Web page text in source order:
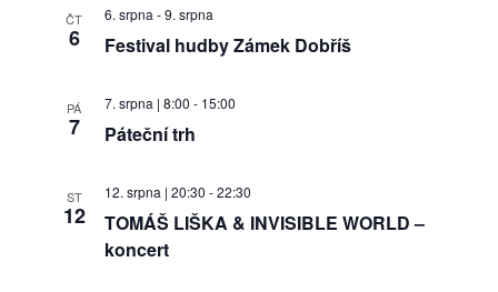
ČT
6 Festival hudby Zámek Dobříš
6. srpna -9. srpna
PÁ
7 Páteční trh
7. srpna | 8:00 - 15:00
ST
12
TOMÁŠ LIŠKA & INVISIBLE WORLD –
koncert
12. srpna | 20:30 -22:30